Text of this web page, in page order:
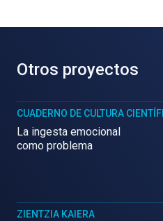
Otros proyectos
CUADERNO DE CULTURA
La ingesta emocional
como problema
ZIENTZIA KAIERA